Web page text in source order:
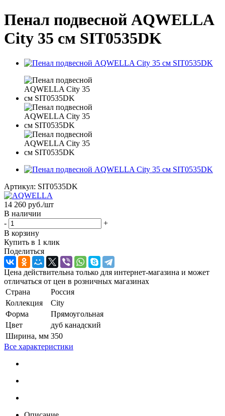
Пенал подвесной AQWELLA
City 35 см SIT0535DK
Артикул: SIT0535DK
14 260 руб./шт
В наличии
-
+
В корзину
Купить в 1 клик
Поделиться
Цена действительна только для интернет-магазина и может
отличаться от цен в розничных магазинах
Страна
Россия
Коллекция
City
Форма
Прямоугольная
Цвет
дуб канадский
Ширина, мм 350
Все характеристики